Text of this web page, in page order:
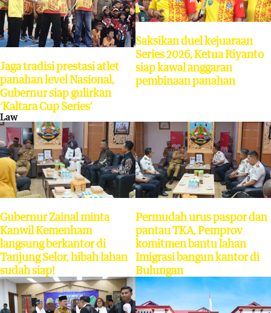
Jaga tradisi prestasi atlet
panahan level Nasional,
Gubernur siap gulirkan
‘Kaltara Cup Series’
Saksikan duel kejuaraan
Series 2026, Ketua Riyanto
siap kawal anggaran
pembinaan panahan
Law
Gubernur Zainal minta
Kanwil Kemenham
langsung berkantor di
Tanjung Selor, hibah lahan
sudah siap!
Permudah urus paspor dan
pantau TKA, Pemprov
komitmen bantu lahan
Imigrasi bangun kantor di
Bulungan